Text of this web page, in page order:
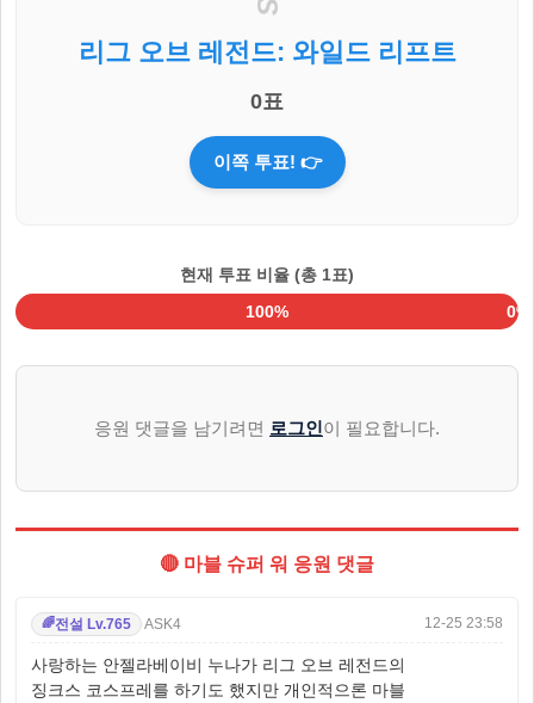
리그 오브 레전드: 와일드 리프트
0표
이쪽 투표! 👉
현재 투표 비율 (총 1표)
100%
0%
응원 댓글을 남기려면 로그인이 필요합니다.
🔴 마블 슈퍼 워 응원 댓글
🌈전설 Lv.765 ASK4 12-25 23:58
사랑하는 안젤라베이비 누나가 리그 오브 레전드의
징크스 코스프레를 하기도 했지만 개인적으론 마블